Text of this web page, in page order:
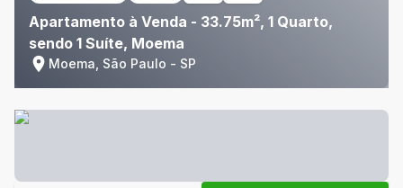
Apartamento à Venda - 33.75m², 1 Quarto,
sendo 1 Suíte, Moema
Moema, São Paulo - SP